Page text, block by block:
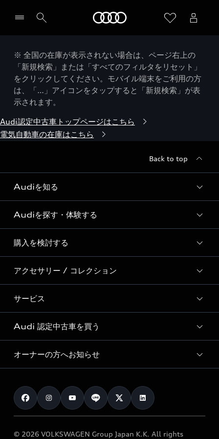
※ 全国の在庫が表示されない場合は、ページ右上の
「新規検索」または「すべてのフィルタをリセット」
をクリックしてください。モバイル端末をご利用の方
は、「…」アイコンをタップすると「新規検索」が表
示されます。
Audi認定中古車トップページはこちら
電気自動車の在庫はこちら
Back to top
Audiを知る
Audi ブランド
Story of Progress
Audi Sport
Formula 1®
デジタルサービス
Audiを探す・体験する
ディーラー検索
新車在庫検索
試乗車・展示車検索
見積り依頼
試乗予約
購入を検討する
モデル一覧
特別仕様モデル / 限定モデル
e-tronラインアップ
価格シミュレーション
車両比較
カタログ一覧
アクセサリー / コレクション
純正アクセサリー
オンラインショップ
Audi collection
アウディナビアプリ
サービス
サービス入庫予約
サービスプログラム
メンテナンス
車検 / 定期点検
e-tronアフターサポート
Audi 認定中古車を買う
Audi認定中古車
クオリティ
保証
メンテナンス
オーナーの方へお知らせ
お知らせ
オーナー様向けキャンペーン
© 2026 VOLKSWAGEN Group Japan K.K. All rights